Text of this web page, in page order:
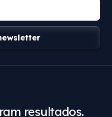
resultados.